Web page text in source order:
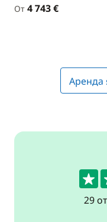
От 4 743 €
Аренда
4.8
29